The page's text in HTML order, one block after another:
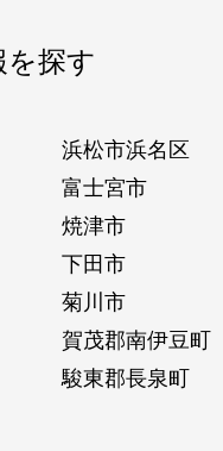
探す
浜松市浜名区
富士宮市
焼津市
下田市
菊川市
賀茂郡南伊豆町
駿東郡長泉町